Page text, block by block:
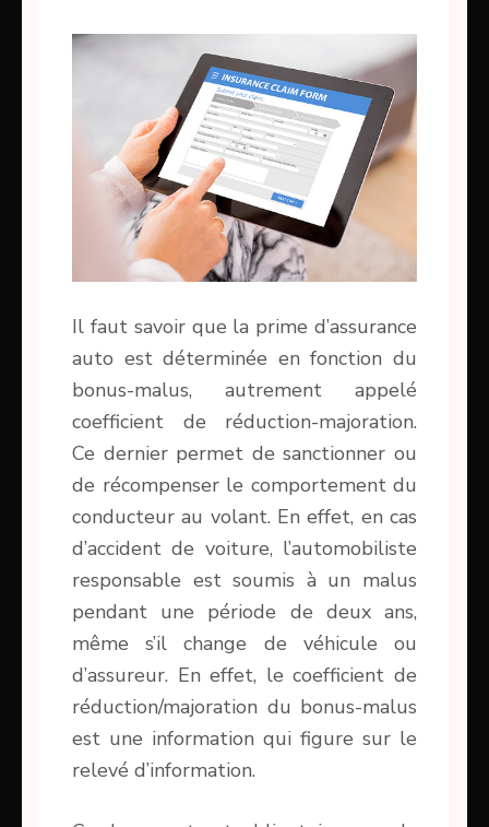
Il faut savoir que la prime d’assurance
auto est déterminée en fonction du
bonus-malus, autrement appelé
coefficient de réduction-majoration.
Ce dernier permet de sanctionner ou
de récompenser le comportement du
conducteur au volant. En effet, en cas
d’accident de voiture, l’automobiliste
responsable est soumis à un malus
pendant une période de deux ans,
même s’il change de véhicule ou
d’assureur. En effet, le coefficient de
réduction/majoration du bonus-malus
est une information qui figure sur le
relevé d’information.